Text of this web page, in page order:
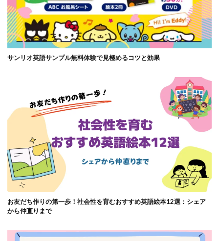
サンリオ英語サンプル無料体験で見極めるコツと効果
お友だち作りの第一歩！社会性を育むおすすめ英語絵本12選：シェア
から仲直りまで